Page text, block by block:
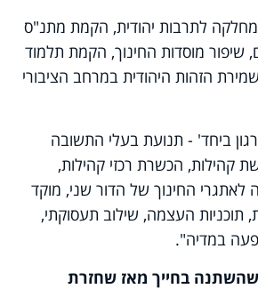
לתרבות יהודית, הקמת מתנ"ס
שיפור מוסדות החינוך, הקמת תלמוד
הזהות היהודית במרחב הציבורי
ביחד' - תנועת בעלי התשובה
קהילות, הכשרת רכזי קהילות,
לאתגרי החינוך של הדור שני, מוקד
תוכניות העצמה, שילוב תעסוקתי,
במדיה".
בחייך מאז שחזרת